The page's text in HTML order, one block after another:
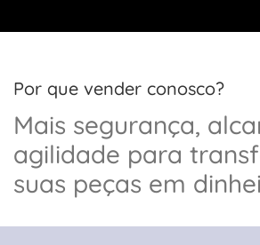
Por que vender conosco?
Mais segurança,
agilidade para
suas peças em